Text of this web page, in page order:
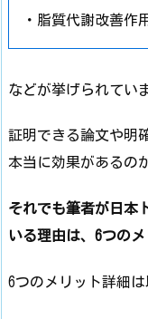
・脂質代謝改善作
などが挙げられてい
証明できる論文や明
本当に効果があるの
それでも筆者が日本
いる理由は、6つの
6つのメリット詳細